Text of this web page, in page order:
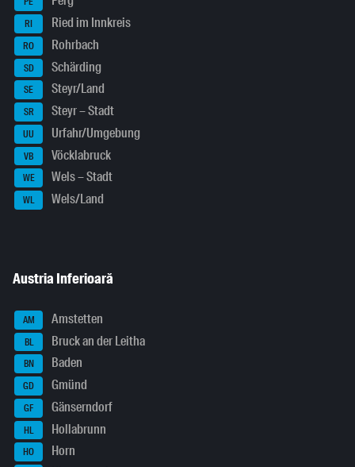
RI Ried im Innkreis
RO Rohrbach
SD Schärding
SE Steyr/Land
SR Steyr – Stadt
UU Urfahr/Umgebung
VB Vöcklabruck
WE Wels – Stadt
WL Wels/Land
Austria Inferioară
AM Amstetten
BL Bruck an der Leitha
BN Baden
GD Gmünd
GF Gänserndorf
HL Hollabrunn
HO Horn